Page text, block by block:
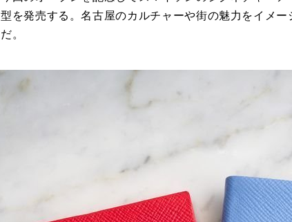
型を発売する。名古屋のカルチャーや街の魅力をイメ
だ。